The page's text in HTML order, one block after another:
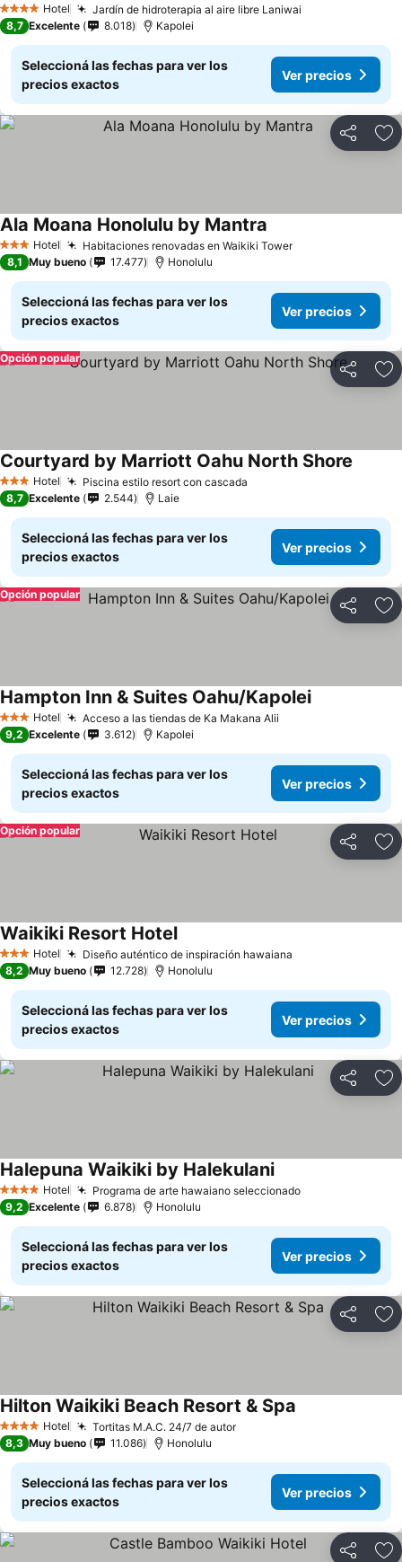
4 EstrellasHotel Jardín de hidroterapia al aire libre Laniwai
8,7 Excelente 8.018 Kapolei
Seleccioná las fechas para ver los
precios exactos
Ver precios
Compartir
3 Estrellas
Hotel Habitaciones renovadas en Waikiki Tower
Ala Moana Honolulu by Mantra
8,1 Muy bueno 17.477 Honolulu
Seleccioná las fechas para ver los
precios exactos
Ver precios
Compartir
Opción popular
3 Estrellas
Hotel Piscina estilo resort con cascada
Courtyard by Marriott Oahu North Shore
8,7 Excelente 2.544 Laie
Seleccioná las fechas para ver los
precios exactos
Ver precios
Compartir
Opción popular
3 Estrellas
Hotel Acceso a las tiendas de Ka Makana Alii
Hampton Inn & Suites Oahu/Kapolei
9,2 Excelente 3.612 Kapolei
Seleccioná las fechas para ver los
precios exactos
Ver precios
Compartir
Opción popular
3 Estrellas
Hotel Diseño auténtico de inspiración hawaiana
Waikiki Resort Hotel
8,2 Muy bueno 12.728 Honolulu
Seleccioná las fechas para ver los
precios exactos
Ver precios
Compartir
4 EstrellasHotel Programa de arte hawaiano seleccionado
Halepuna Waikiki by Halekulani
9,2 Excelente 6.878 Honolulu
Seleccioná las fechas para ver los
precios exactos
Ver precios
Compartir
4 EstrellasHotel Tortitas M.A.C. 24/7 de autor
Hilton Waikiki Beach Resort & Spa
8,3 Muy bueno 11.086 Honolulu
Seleccioná las fechas para ver los
precios exactos
Ver precios
Compartir